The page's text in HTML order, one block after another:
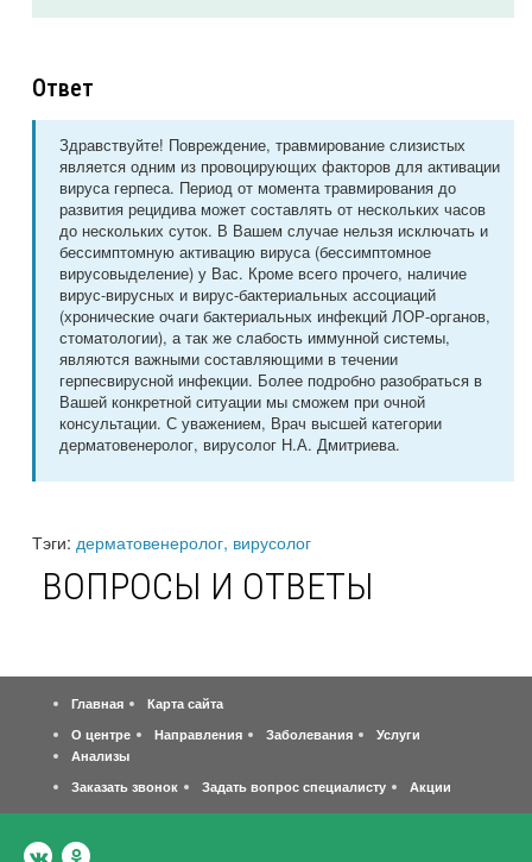
Ответ
Здравствуйте! Повреждение, травмирование слизистых
является одним из провоцирующих факторов для активации
вируса герпеса. Период от момента травмирования до
развития рецидива может составлять от нескольких часов
до нескольких суток. В Вашем случае нельзя исключать и
бессимптомную активацию вируса (бессимптомное
вирусовыделение) у Вас. Кроме всего прочего, наличие
вирус-вирусных и вирус-бактериальных ассоциаций
(хронические очаги бактериальных инфекций ЛОР-органов,
стоматологии), а так же слабость иммунной системы,
являются важными составляющими в течении
герпесвирусной инфекции. Более подробно разобраться в
Вашей конкретной ситуации мы сможем при очной
консультации. С уважением, Врач высшей категории
дерматовенеролог, вирусолог Н.А. Дмитриева.
Тэги: дерматовенеролог, вирусолог
ВОПРОСЫ И ОТВЕТЫ
Главная
Карта сайта
О центре
Направления Заболевания
Услуги
Анализы
Заказать звонок
Задать вопрос специалисту Акции